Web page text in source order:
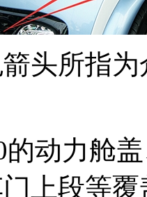
所指为
力舱盖
上段等